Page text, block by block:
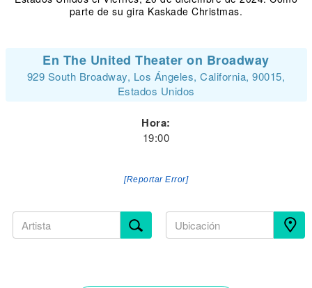
parte de su gira Kaskade Christmas.
En The United Theater on Broadway
929 South Broadway, Los Ángeles, California, 90015,
Estados Unidos
Hora:
19:00
[Reportar Error]